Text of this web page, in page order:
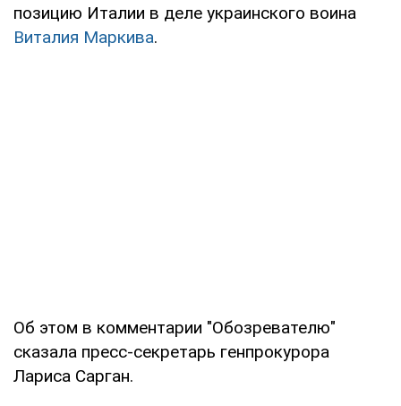
позицию Италии в деле украинского воина
Виталия Маркива.
Об этом в комментарии "Обозревателю"
сказала пресс-секретарь генпрокурора
Лариса Сарган.